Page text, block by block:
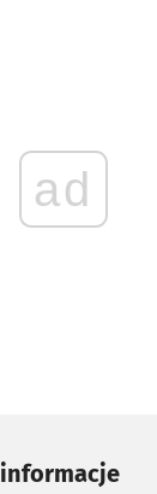
ad